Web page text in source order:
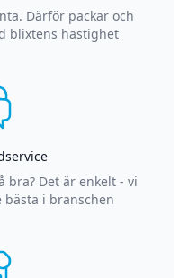
Därför packar och
blixtens hastighet
bra? Det är enkelt - vi
i branschen